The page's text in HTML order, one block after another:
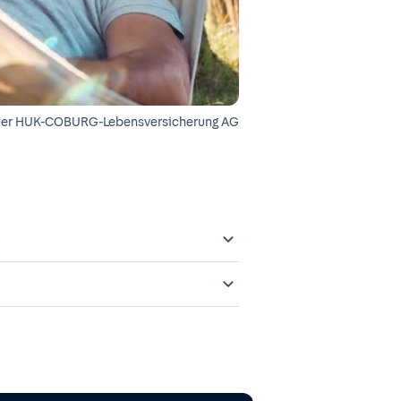
HUK-COBURG-Lebensversicherung AG